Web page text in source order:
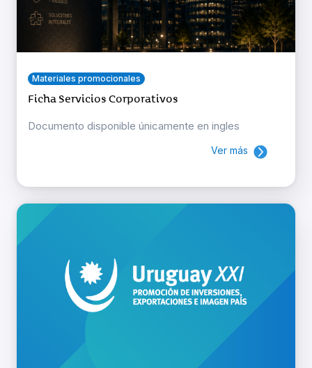
Materiales promocionales
Ficha Servicios Corporativos
Documento disponible únicamente en ingles
Ver más